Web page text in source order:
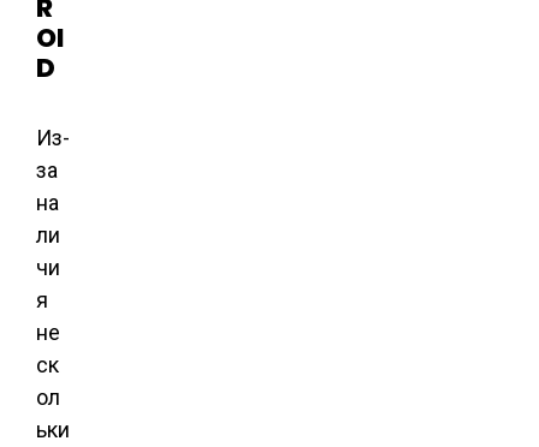
R
OI
D
Из-
за
на
ли
чи
я
не
ск
ол
ьки